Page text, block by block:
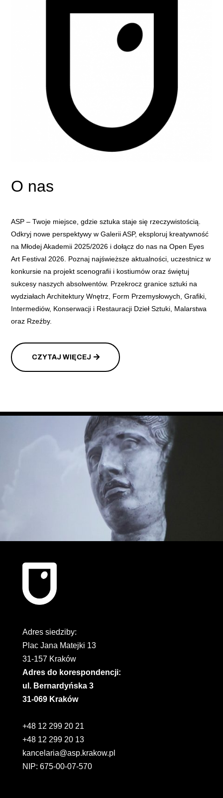
O nas
ASP – Twoje miejsce, gdzie sztuka staje się rzeczywistością.
Odkryj nowe perspektywy w Galerii ASP, eksploruj kreatywność
na Młodej Akademii 2025/2026 i dołącz do nas na Open Eyes
Art Festival 2026. Poznaj najświeższe aktualności, uczestnicz w
konkursie na projekt scenografii i kostiumów oraz świętuj
sukcesy naszych absolwentów. Przekrocz granice sztuki na
wydziałach Architektury Wnętrz, Form Przemysłowych, Grafiki,
Intermediów, Konserwacji i Restauracji Dzieł Sztuki, Malarstwa
oraz Rzeźby.
CZYTAJ WIĘCEJ
Adres siedziby:
Plac Jana Matejki 13
31-157 Kraków
Adres do korespondencji:
ul. Bernardyńska 3
31-069 Kraków
+48 12 299 20 21
+48 12 299 20 13
kancelaria@asp.krakow.pl
NIP: 675-00-07-570